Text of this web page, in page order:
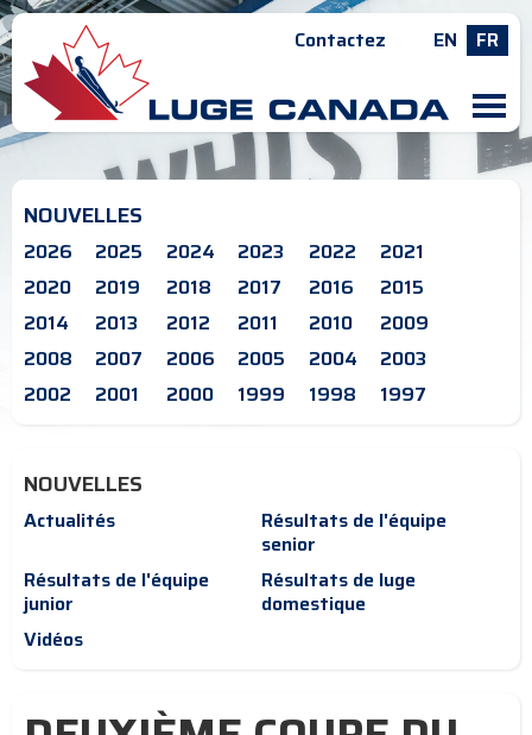
Contactez EN FR
M
NOUVELLES
2026 2025 2024 2023 2022
2021
2020
2019 2018 2017 2016
2015
2014
2013 2012 2011 2010
2009
2008
2007 2006 2005 2004
2003
2002
2001 2000 1999 1998 1997
NOUVELLES
Actualités
Résultats de l'équipe
senior
Résultats de l'équipe
junior
Résultats de luge
domestique
Vidéos